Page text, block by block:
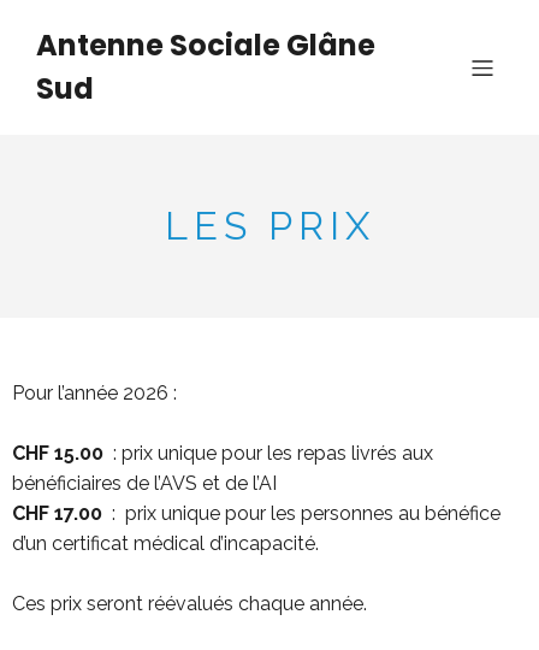
Antenne Sociale Glâne
Sud
LES PRIX
Pour l’année 2026 :
CHF 15.00 : prix unique pour les repas livrés aux
bénéficiaires de l’AVS et de l’AI
CHF 17.00 : prix unique pour les personnes au bénéfice
d’un certificat médical d’incapacité.
Ces prix seront réévalués chaque année.